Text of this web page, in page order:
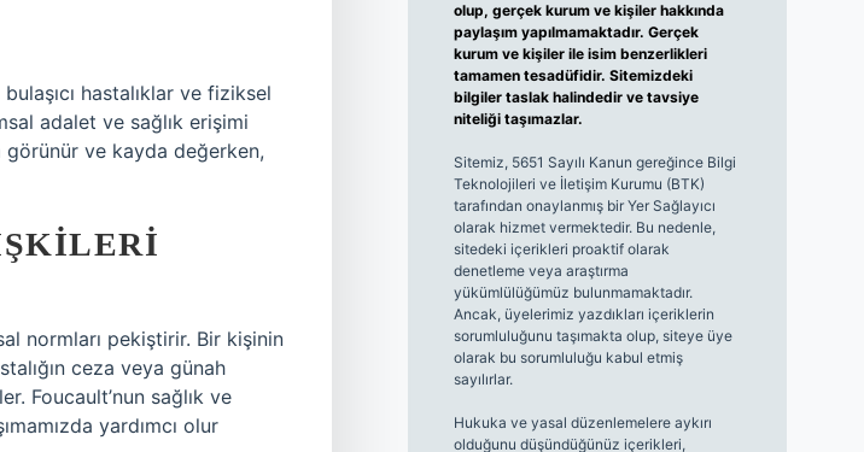
hastalıklar ve fiziksel
adalet ve sağlık erişimi
görünür ve kayda değerken,
normları pekiştirir. Bir kişinin
ceza veya günah
Foucault’nun sağlık ve
yardımcı olur
olup, gerçek kurum ve kişiler hakkında
paylaşım yapılmamaktadır. Gerçek
kurum ve kişiler ile isim benzerlikleri
tamamen tesadüfidir. Sitemizdeki
bilgiler taslak halindedir ve tavsiye
niteliği taşımazlar.
Sitemiz, 5651 Sayılı Kanun gereğince Bilgi
Teknolojileri ve İletişim Kurumu (BTK)
tarafından onaylanmış bir Yer Sağlayıcı
olarak hizmet vermektedir. Bu nedenle,
sitedeki içerikleri proaktif olarak
denetleme veya araştırma
yükümlülüğümüz bulunmamaktadır.
Ancak, üyelerimiz yazdıkları içeriklerin
sorumluluğunu taşımakta olup, siteye üye
olarak bu sorumluluğu kabul etmiş
sayılırlar.
Hukuka ve yasal düzenlemelere aykırı
olduğunu düşündüğünüz içerikleri,